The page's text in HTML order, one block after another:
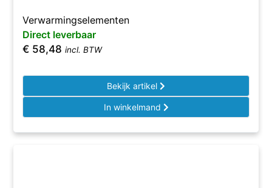
Verwarmingselementen
Direct leverbaar
€ 58,48 incl. BTW
Bekijk artikel
In winkelmand